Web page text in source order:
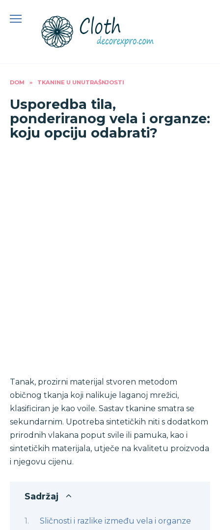
DOM » TKANINE U UNUTRAŠNJOSTI
Usporedba tila,
ponderiranog vela i organze:
koju opciju odabrati?
Tanak, prozirni materijal stvoren metodom
običnog tkanja koji nalikuje laganoj mrežici,
klasificiran je kao voile. Sastav tkanine smatra se
sekundarnim. Upotreba sintetičkih niti s dodatkom
prirodnih vlakana poput svile ili pamuka, kao i
sintetičkih materijala, utječe na kvalitetu proizvoda
i njegovu cijenu.
Sadržaj
Sličnosti i razlike između vela i organze